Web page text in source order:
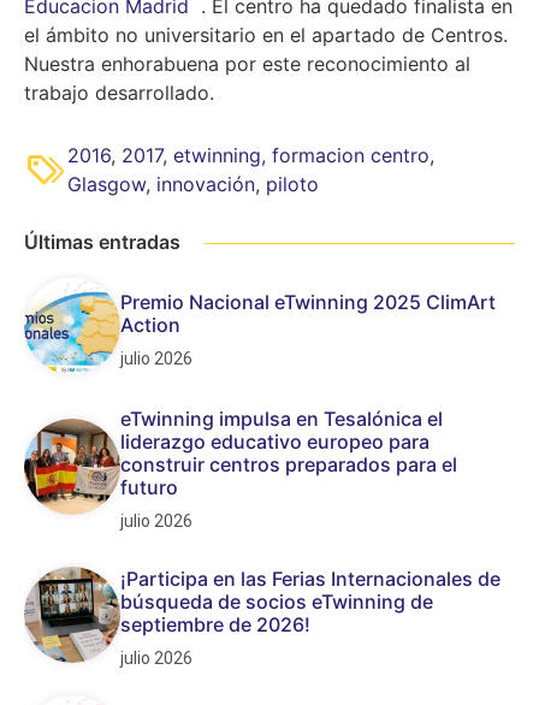
Educacion Madrid
. El centro ha quedado finalista en
el ámbito no universitario en el apartado de Centros.
Nuestra enhorabuena por este reconocimiento al
trabajo desarrollado.
2016, 2017, etwinning, formacion centro,
Glasgow, innovación, piloto
Últimas entradas
Premio Nacional eTwinning 2025 ClimArt
Action
julio 2026
eTwinning impulsa en Tesalónica el
liderazgo educativo europeo para
construir centros preparados para el
futuro
julio 2026
¡Participa en las Ferias Internacionales de
búsqueda de socios eTwinning de
septiembre de 2026!
julio 2026